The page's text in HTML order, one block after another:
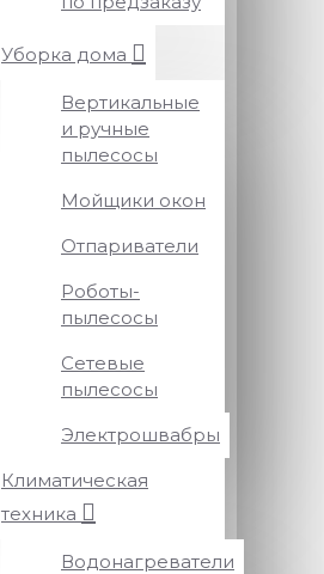
Уборка дома
Вертикальные
и ручные
пылесосы
Мойщики окон
Отпариватели
Роботы-
пылесосы
Сетевые
пылесосы
Электрошвабры
Климатическая
техника
Водонагреватели